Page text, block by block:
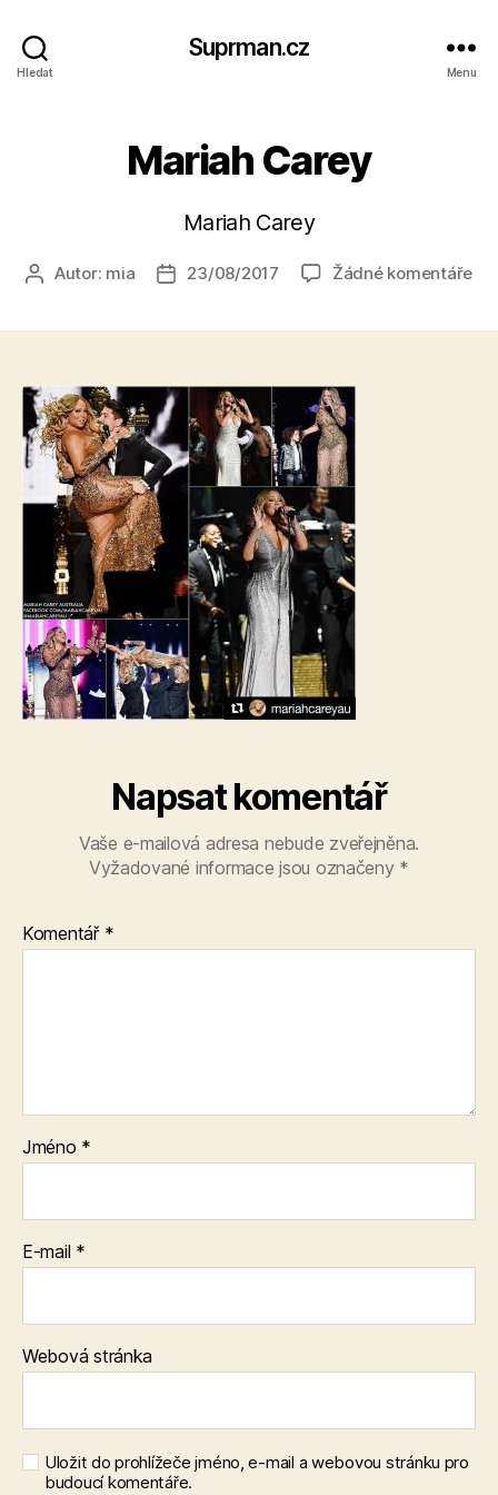
Hledat
Suprman.cz
Menu
Mariah Carey
Mariah Carey
AutorAutor: mia
Datum
23/08/2017 Žádné komentářeu
Napsat komentář
Vaše e-mailová adresa nebude zveřejněna.
Vyžadované informace jsou označeny *
Komentář *
Jméno *
E-mail *
Webová stránka
Uložit do prohlížeče jméno, e-mail a webovou stránku pro
budoucí komentáře.